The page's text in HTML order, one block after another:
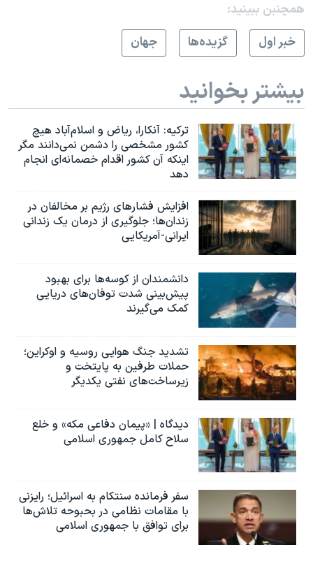
همچنبن ببینید:
خبر اول
گزيده‌ها جهان
بیشتر بخوانید
ترکیه: آنکارا، ریاض و اسلام‌آباد هیچ
کشور مشخصی را دشمن نمی‌دانند مگر
اینکه آن کشور اقدام خصمانه‌ای انجام
دهد
افزایش فشارهای رژیم بر مخالفان در
زندان‌ها؛ جلوگیری از درمان یک زندانی
ایرانی-آمریکایی
دانشمندان از کوسه‌ها برای بهبود
پیش‌بینی شدت توفان‌های دریایی
کمک می‌گیرند
تشدید جنگ هوایی روسیه و اوکراین؛
حملات طرفین به پایتخت‌ و
زیرساخت‌های نفتی یکدیگر
دیدگاه | «پیمان دفاعی مکه» و خلع
سلاح کامل جمهوری اسلامی
سفر فرمانده سنتکام به اسرائیل؛ رایزنی
با مقامات نظامی در بحبوحه تلاش‌ها
برای توافق با جمهوری اسلامی